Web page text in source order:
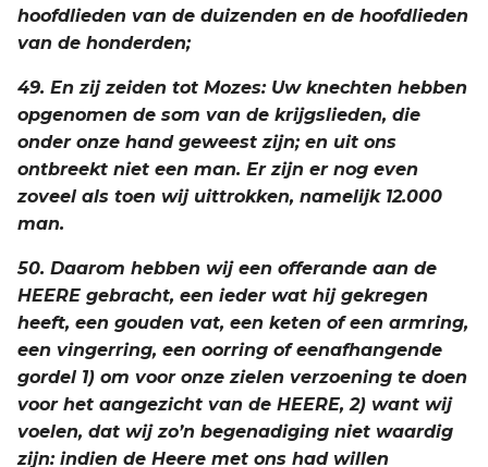
hoofdlieden van de duizenden en de hoofdlieden
van de honderden;
49. En zij zeiden tot Mozes: Uw knechten hebben
opgenomen de som van de krijgslieden, die
onder onze hand geweest zijn; en uit ons
ontbreekt niet een man. Er zijn er nog even
zoveel als toen wij uittrokken, namelijk 12.000
man.
50. Daarom hebben wij een offerande aan de
HEERE gebracht, een ieder wat hij gekregen
heeft, een gouden vat, een keten of een armring,
een vingerring, een oorring of eenafhangende
gordel 1) om voor onze zielen verzoening te doen
voor het aangezicht van de HEERE, 2) want wij
voelen, dat wij zo’n begenadiging niet waardig
zijn: indien de Heere met ons had willen